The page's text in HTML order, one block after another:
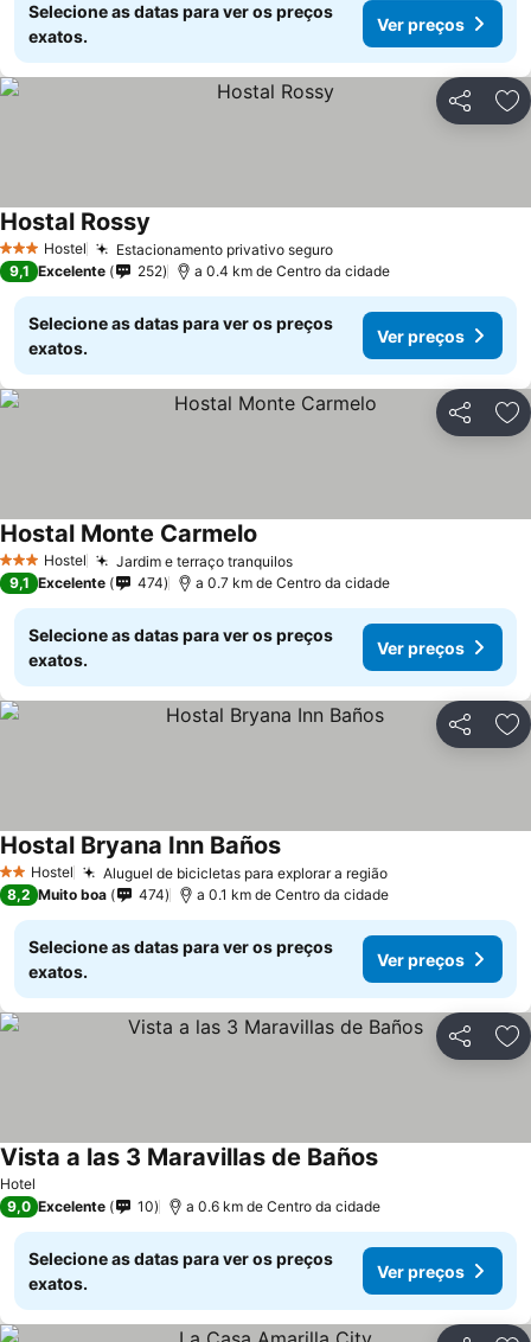
Selecione as datas para ver os preços
exatos.
Ver preços
Partilhar
3 EstrelasHostel Estacionamento privativo seguro
Hostal Rossy
9,1 Excelente 252 a 0.4 km de Centro da cidade
Selecione as datas para ver os preços
exatos.
Ver preços
Partilhar
3 EstrelasHostel Jardim e terraço tranquilos
Hostal Monte Carmelo
9,1 Excelente 474 a 0.7 km de Centro da cidade
Selecione as datas para ver os preços
exatos.
Ver preços
Partilhar
2 Estrelas
Hostel Aluguel de bicicletas para explorar a região
Hostal Bryana Inn Baños
8,2 Muito boa 474 a 0.1 km de Centro da cidade
Selecione as datas para ver os preços
exatos.
Ver preços
Partilhar
Hotel
Vista a las 3 Maravillas de Baños
9,0 Excelente 10 a 0.6 km de Centro da cidade
Selecione as datas para ver os preços
exatos.
Ver preços